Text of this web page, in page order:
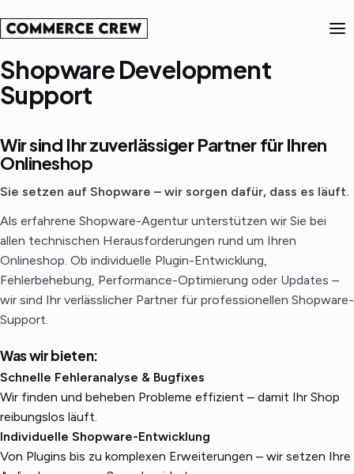
Shopware Development
Support
Wir sind Ihr zuverlässiger Partner für Ihren
Onlineshop
Sie setzen auf Shopware – wir sorgen dafür, dass es läuft.
Als erfahrene Shopware-Agentur unterstützen wir Sie bei
allen technischen Herausforderungen rund um Ihren
Onlineshop. Ob individuelle Plugin-Entwicklung,
Fehlerbehebung, Performance-Optimierung oder Updates –
wir sind Ihr verlässlicher Partner für professionellen Shopware-
Support.
Was wir bieten:
Schnelle Fehleranalyse & Bugfixes
Wir finden und beheben Probleme effizient – damit Ihr Shop
reibungslos läuft.
Individuelle Shopware-Entwicklung
Von Plugins bis zu komplexen Erweiterungen – wir setzen Ihre